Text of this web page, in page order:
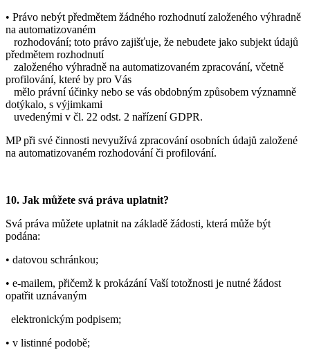
• Právo nebýt předmětem žádného rozhodnutí založeného výhradně
na automatizovaném
rozhodování; toto právo zajišťuje, že nebudete jako subjekt údajů
předmětem rozhodnutí
založeného výhradně na automatizovaném zpracování, včetně
profilování, které by pro Vás
mělo právní účinky nebo se vás obdobným způsobem významně
dotýkalo, s výjimkami
uvedenými v čl. 22 odst. 2 nařízení GDPR.
MP při své činnosti nevyužívá zpracování osobních údajů založené
na automatizovaném rozhodování či profilování.
10. Jak můžete svá práva uplatnit?
Svá práva můžete uplatnit na základě žádosti, která může být
podána:
• datovou schránkou;
• e-mailem, přičemž k prokázání Vaší totožnosti je nutné žádost
opatřit uznávaným
elektronickým podpisem;
• v listinné podobě;